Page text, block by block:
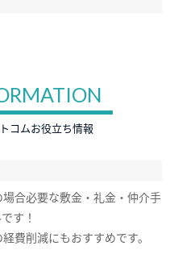
コムお役立ち情報
合必要な敷金・礼金・仲介手
す！
費削減にもおすすめです。